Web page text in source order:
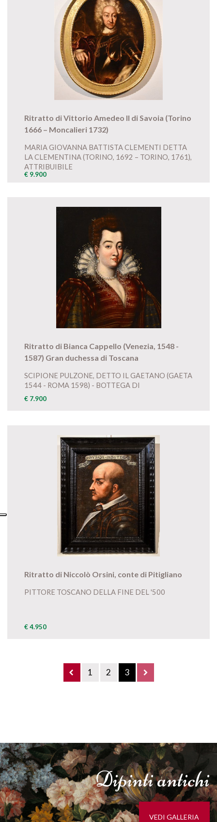
Ritratto di Vittorio Amedeo II di Savoia (Torino
1666 – Moncalieri 1732)
MARIA GIOVANNA BATTISTA CLEMENTI DETTA
LA CLEMENTINA (TORINO, 1692 – TORINO, 1761),
ATTRIBUIBILE
€ 9.900
Ritratto di Bianca Cappello (Venezia, 1548 -
1587) Gran duchessa di Toscana
SCIPIONE PULZONE, DETTO IL GAETANO (GAETA
1544 - ROMA 1598) - BOTTEGA DI
€ 7.900
Ritratto di Niccolò Orsini, conte di Pitigliano
PITTORE TOSCANO DELLA FINE DEL '500
€ 4.950
1 2 3
Dipintiantichi
VEDI GALLERIA